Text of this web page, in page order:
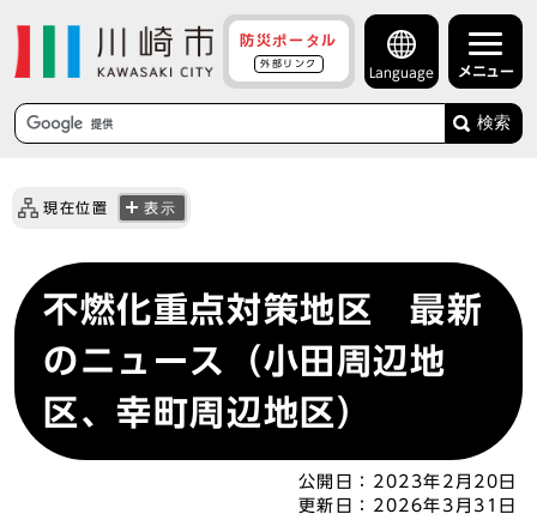
防災ポータル
外部リンク
Language メニュー
検索
現在位置 表示
不燃化重点対策地区 最新
のニュース（小田周辺地
区、幸町周辺地区）
公開日： 2023年2月20日
更新日： 2026年3月31日